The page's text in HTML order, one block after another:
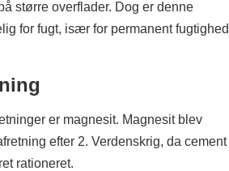
større overflader. Dog er denne
for fugt, især for permanent fugtighed
er magnesit. Magnesit blev
efter 2. Verdenskrig, da cement
rationeret.